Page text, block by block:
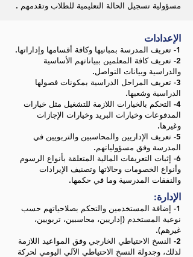
مسؤولية تسجيل الحالة التعليمية للطلاب وتقدمهم .
الإعدادات
1- تعريف المدرسة بمبانيها وكافة أقسامها وإداراتها.
2- تعريف كافة المعلمين ببياناتهم الأساسية
والدراسية وبيانات التواصل.
3- تعريف المراحل الدراسية بمكونات فصولها
الدراسية وشعبها.
4- التحكم بالخيارات اللازمة للتشغيل مثل خيارات
المدفوعات وخيارات البريد وخيارات الإجازات
وغيرها.
5- تعريف الإداريين والمحاسبين والتربويين في
المدرسة وفق مسؤولياتهم.
6- إثبات التعريفات المالية المتعلقة بأنواع الرسوم
وأنواع الخصومات وحالاتها وتصنيف الإيرادات
والنفقات المدرسية وما في حكمها.
الإدارة:
1- إضافة المستخدمين والتحكم بصلاحياتهم حسب
نوعية المستخدم (إداريين، محاسبين، تربويين،
غيرهم).
2- النسخ الاحتياطي الخارجي وفق المواعيد اللازمة
لذلك، وجدولة النسخ الاحتياطي الآلي اليومي لحركة